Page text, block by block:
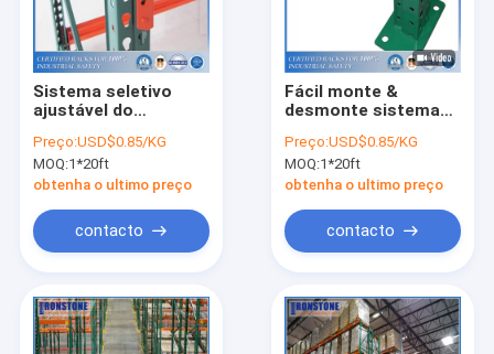
Sistema seletivo
ajustável do
para o
armazenamento de
maioria
Preço:USD$0.85/KG
MOQ:1*20ft
obtenha o ultimo preço
contacto
Fácil monte &
desmonte sistemas
lágrima dos EUA
Preço:USD$0.85/KG
MOQ:1*20ft
obtenha o ultimo preço
contacto